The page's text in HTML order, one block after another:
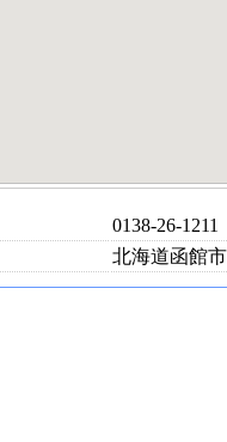
0138-26-1211
北海道函館